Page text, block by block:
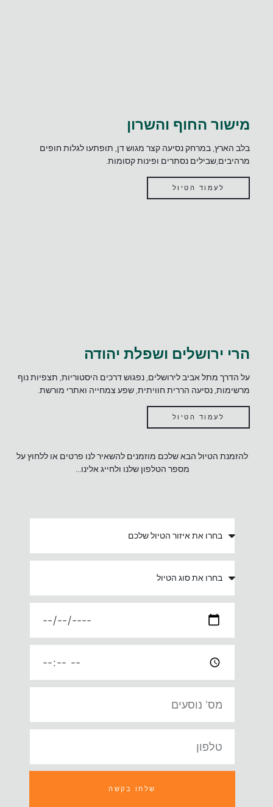
מישור החוף והשרון
בלב הארץ, במרחק נסיעה קצר מגוש דן, תופתעו לגלות חופים
מרהיבים,שבילים נסתרים ופינות קסומות.
לעמוד הטיול
הרי ירושלים ושפלת יהודה
על הדרך מתל אביב לירושלים, נפגוש דרכים היסטוריות, תצפיות נוף
מרשימות, נסיעה הררית חוויתית, שפע צמחייה ואתרי מורשת.
לעמוד הטיול
להזמנת הטיול הבא שלכם מוזמנים להשאיר לנו פרטים או ללחוץ על
מספר הטלפון שלנו ולחייג אלינו...
טיול
הטיול
מומלצת
נוסעים
חזרה
שלחו בקשה